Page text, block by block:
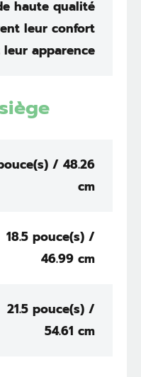
haute qualité
leur confort
apparence
/ 48.26
cm
18.5 pouce(s) /
46.99 cm
21.5 pouce(s) /
54.61 cm